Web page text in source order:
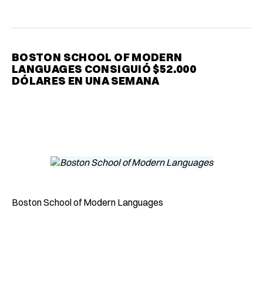
BOSTON SCHOOL OF MODERN
LANGUAGES CONSIGUIÓ $52.000
DÓLARES EN UNA SEMANA
Boston School of Modern Languages